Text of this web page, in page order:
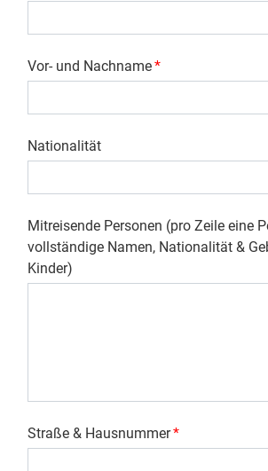
Vor- und Nachname*
Nationalität
Mitreisende Personen (pro Zeile eine
vollständige Namen, Nationalität &
Kinder)
Straße & Hausnummer*